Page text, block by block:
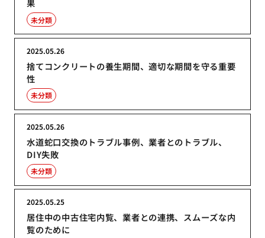
果
未分類
捨てコンクリートの養生期間、適切な期間を守る重要
性
2025.05.26
未分類
水道蛇口交換のトラブル事例、業者とのトラブル、
DIY失敗
2025.05.26
未分類
居住中の中古住宅内覧、業者との連携、スムーズな内
覧のために
2025.05.25